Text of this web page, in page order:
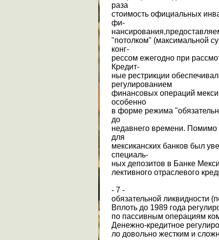
раза
стоимость официальных
фи-
"потолком" (максимальной
конг-
рессом ежегодно при
Кредит-
ные рестрикции
регулированием
финансовых операций
особенно
в форме режима
до
недавнего времени.
для
мексиканских банков был
специаль-
ных депозитов в Банке
лективного отраслевого
- 7 -
обязательной ликвидности
Вплоть до 1989 года
по пассивным операциям
Денежно-кредитное
ло довольно жестким и